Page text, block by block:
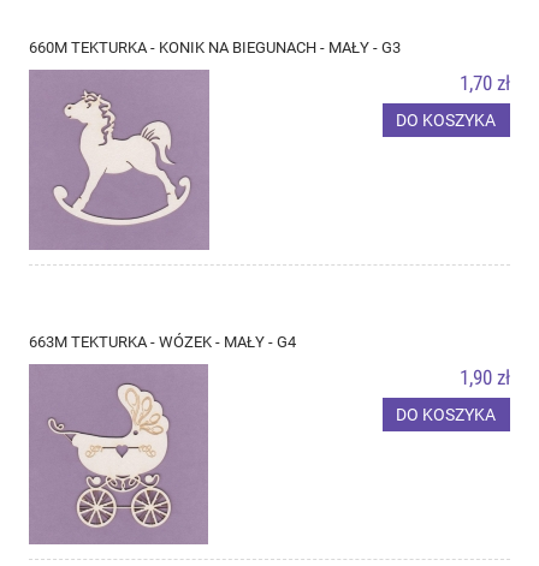
660M TEKTURKA - KONIK NA BIEGUNACH - MAŁY - G3
1,70 zł
DO KOSZYKA
663M TEKTURKA - WÓZEK - MAŁY - G4
1,90 zł
DO KOSZYKA